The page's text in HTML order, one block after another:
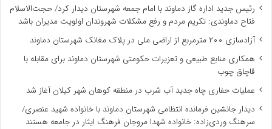
رئیس جدید اداره گاز دماوند با امام جمعه شهرستان دیدار کرد/ حجت‌الاسلام
فتاح دماوندی: تکریم مردم و رفع مشکلات شهروندان اولویت مدیران باشد
آزادسازی ۲۰۰ مترمربع از اراضی ملی در پلاک مغانک شهرستان دماوند
همکاری منابع طبیعی و تعزیرات حکومتی شهرستان دماوند برای مقابله با
قاچاق چوب
عملیات حفاری چاه جدید آب شرب در منطقه کوهان شهر کیلان آغاز شد
دیدار جانشین فرمانده انتظامی شهرستان دماوند با خانواده شهید عنصری/
سرهنگ وردی‌زاده: خانواده شهدا مروجان فرهنگ ایثار در جامعه هستند